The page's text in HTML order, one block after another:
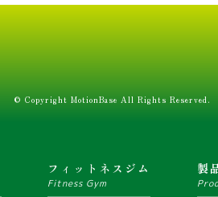
© Copyright MotionBase All Rights Reserved.
フィットネスジム
Fitness Gym
製